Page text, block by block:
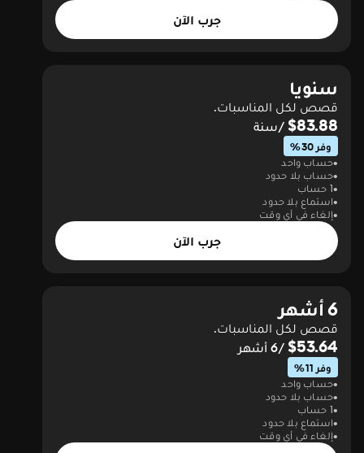
جرب الآن
سنويا
قصص لكل المناسبات.
$83.88 /سنة
وفر 30%
حساب واحد
حساب بلا حدود
1 حساب
استماع بلا حدود
إلغاء في أي وقت
جرب الآن
6 أشهر
قصص لكل المناسبات.
$53.64 /6 أشهر
وفر 11%
حساب واحد
حساب بلا حدود
1 حساب
استماع بلا حدود
إلغاء في أي وقت